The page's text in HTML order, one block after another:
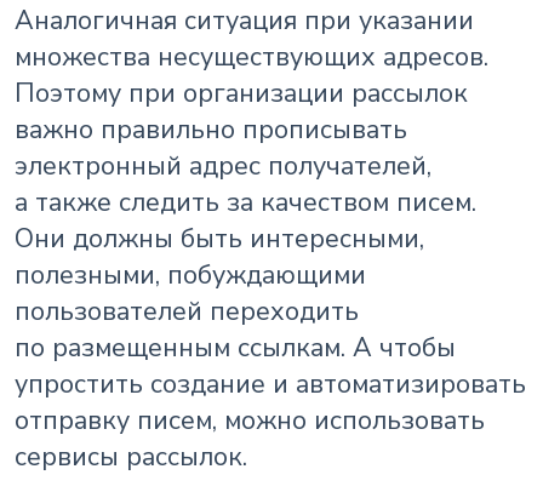
Аналогичная ситуация при указании
множества несуществующих адресов.
Поэтому при организации рассылок
важно правильно прописывать
электронный адрес получателей,
а также следить за качеством писем.
Они должны быть интересными,
полезными, побуждающими
пользователей переходить
по размещенным ссылкам. А чтобы
упростить создание и автоматизировать
отправку писем, можно использовать
сервисы рассылок.